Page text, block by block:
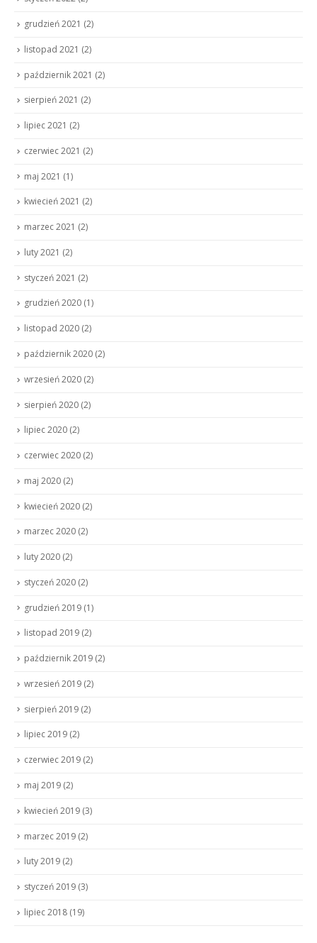
grudzień 2021 (2)
listopad 2021 (2)
październik 2021 (2)
sierpień 2021 (2)
lipiec 2021 (2)
czerwiec 2021 (2)
maj 2021 (1)
kwiecień 2021 (2)
marzec 2021 (2)
luty 2021 (2)
styczeń 2021 (2)
grudzień 2020 (1)
listopad 2020 (2)
październik 2020 (2)
wrzesień 2020 (2)
sierpień 2020 (2)
lipiec 2020 (2)
czerwiec 2020 (2)
maj 2020 (2)
kwiecień 2020 (2)
marzec 2020 (2)
luty 2020 (2)
styczeń 2020 (2)
grudzień 2019 (1)
listopad 2019 (2)
październik 2019 (2)
wrzesień 2019 (2)
sierpień 2019 (2)
lipiec 2019 (2)
czerwiec 2019 (2)
maj 2019 (2)
kwiecień 2019 (3)
marzec 2019 (2)
luty 2019 (2)
styczeń 2019 (3)
lipiec 2018 (19)